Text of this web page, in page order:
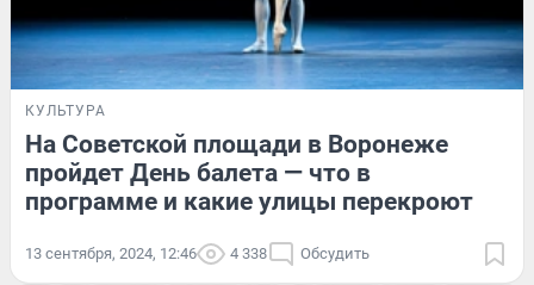
КУЛЬТУРА
На Советской площади в Воронеже
пройдет День балета — что в
программе и какие улицы перекроют
13 сентября, 2024, 12:46 4 338 Обсудить